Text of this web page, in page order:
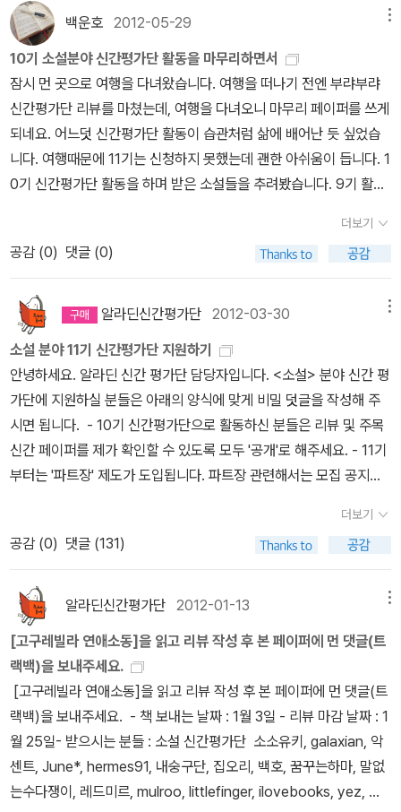
음이 복잡한 꽃집 주인 사에키 <검은 음료수>. 아래층 여대생의 사생
활을 엿보는 위층 남자 간자키 <구멍>. 불임과 생명의 존재에 방황하
는 여대생 미쓰코 <Piece>. 첫사랑 마유를 잊지 못하고 주변을 서성
이는 나미키와 음식에서 거짓말의 맛을 느끼는 여자 니지코 <거짓말
의 맛>. 세대도, 성별도, 직업도, 성격도 모두 다르지만 나름대로 순
수한 마음을 지닌 소시민들이 벌이는 유쾌한 소동을 보노라니 잊고
있던 추억들과 메말라 있는 줄도 몰랐던 감정이 살며시 고개를 든다.
전형적인 연애 이야기가 아니라서 좋고 미래를 향한 여지를 남겨두어
을 하늘로 날려본다. 나미키는 땅거미가 지는 고구레빌라를 떠올
에야말로 가자.당신이 좋습니다. 당신과 함께 하고 싶습니다.
백운호 2012-05-29
10기 소설분야 신간평가단 활동을 마무리하면서
잠시 먼 곳으로 여행을 다녀왔습니다. 여행을 떠나기 전엔 부랴부랴
신간평가단 리뷰를 마쳤는데, 여행을 다녀오니 마무리 페이퍼를 쓰게
되네요. 어느덧 신간평가단 활동이 습관처럼 삶에 배어난 듯 싶었습
니다. 여행때문에 11기는 신청하지 못했는데 괜한 아쉬움이 듭니다. 1
0기 신간평가단 활동을 하며 받은 소설들을 추려봤습니다. 9기 활동
팩트럼에 놀라게 됩니다.일본문학은 총 5권 이었고, 한국문학은 3권
이었습니다. 이외 외국문학은 4권이었습니다. 일본문학은 대부분 읽
기 쉬운 스타일의 가벼운 소설들이 주를 이뤘습니다. 그 사이에 품격
있는 추리문학도 3권이 섞여 균형을 이뤘습니다. (히가시노 게이고의
소설은 조금 애매하지만) 외국문학의 경우에는 스릴러 2권 SF 1권
연애소설 1권으로 마치 6개월 동안 작정하고 분배한 듯한 다양성을
보였습니다. 새삼 신간평가단 담당자분의 노고가 느껴집니다.제가 주
로 읽는 한국문학은 3권이 들어 있었습니다. 자신의 문학적 입지를
굳혀가고 있는 김경욱 부터, 김훈이나 윤성희 같은 유명 작가까지 한
권도 버리기 아까운 소설들이었습니다. 보통 공짜로 받는 신간평가단
소설들이라 하면 광고가 잘 되지 않는, 질낮은 작품들로 꾸려질 거란
편견을 가지게 되는데 알라딘 신간 평가단의 소설들은 담당자분이 직
접 심사해 좋은 작품을 보내준다는 생각이 들 정도로 수준이 높았습
써야겠다는 부담을 갖지 않아도, 좋은 평을 내릴 수밖에 없는 작품들
이었습니다. 그런 부분이 재차 신간평가단에 신청을 하게 만드는 이
유가 되지 않나 싶습니다.신간평가단 소설중에 가장 맘에 들었던 소
설은 역시, 이 작품 입니다. 윤성희 작가의 '웃는동안'. 다른 평가단 분
들은 분명 '스노우 맨'을 뽑을 것 같지만. 소신 있게, 저는 윤성희 작가
를 선택합니다. 이 작품집엔 정말 주옥같은 작품들이 많이 실려 있었
습니다.윤성희 작가는 자신의 이야기에 애정을 듬뿍 가지고 이야기를
써 내려가는 작가입니다. 처음엔 다소 산만한 이야기 전개에 당황할
수도 있습니다만, 그 이야기의 행간 사이에 그녀가 만들어놓았을 수
더보기
공감 (0) 댓글 (0)
알라딘신간평가단 2012-03-30
소설 분야 11기 신간평가단 지원하기
안녕하세요. 알라딘 신간 평가단 담당자입니다. <소설> 분야 신간 평
가단에 지원하실 분들은 아래의 양식에 맞게 비밀 덧글을 작성해 주
시면 됩니다. - 10기 신간평가단으로 활동하신 분들은 리뷰 및 주목
신간 페이퍼를 제가 확인할 수 있도록 모두 '공개'로 해주세요. - 11기
부터는 '파트장' 제도가 도입됩니다. 파트장 관련해서는 모집 공지를
해 주세요. ================================
======================================
======================= 1. 간단한 소개 및 하고 싶
은 말을 남겨 주세요.2. 최근 작성한 리뷰 주소를 남겨 주세요. (리
뷰 주소를 남기지 않을 경우 선정에서 제외됩니다.)3. 10기 신간평가
단으로 활동하셨나요? (예/아니오)4. 소설 분야 파트장으로 지원하
시겠습니까? (예/아니오) ========================
======================================
=============================== 신청 기간 : 3
월 30일~4월 15일지원하시기 전에 모집 공지글을 꼭 읽어주세
요. 타 분야와의 복수지원이 불가능합니다. 10기 소설 분야 신간평가
단은 이런 책들을 읽었습니다. :)아래 도서들에 관심이 가신다면 소설
더보기
공감 (0) 댓글 (131)
알라딘신간평가단 2012-01-13
[고구레빌라 연애소동]을 읽고 리뷰 작성 후 본 페이퍼에 먼 댓글(트
랙백)을 보내주세요.
[고구레빌라 연애소동]을 읽고 리뷰 작성 후 본 페이퍼에 먼 댓글(트
랙백)을 보내주세요. - 책 보내는 날짜 : 1월 3일 - 리뷰 마감 날짜 : 1
월 25일- 받으시는 분들 : 소설 신간평가단 소소유키, galaxian, 악
센트, June*, hermes91, 내숭구단, 집오리, 백호, 꿈꾸는하마, 말없
는수다쟁이, 레드미르, mulroo, littlefinger, ilovebooks, yez, 헤